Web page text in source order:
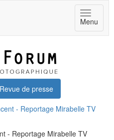
Toggle
Menu
Revue de presse
- Reportage Mirabelle TV
- Reportage Mirabelle TV